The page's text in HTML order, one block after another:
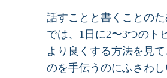
話すことと書くことの
では、1日に2〜3つのト
より良くする方法を見
のを手伝うのにふさわ